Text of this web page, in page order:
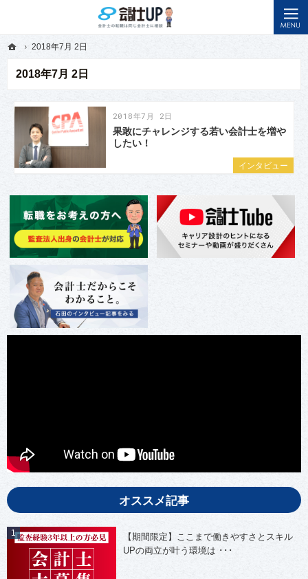
2018年7月 2日
メンターに出会えるサイト。会計士の転職・キャリアアップを応援します。
先輩会計士から転職のアドバイスを聞けるメディアなら会計士アップ
インタビュー
2018年7月 2日
果敢にチャレンジする若い会計士を増や
したい！
オススメ記事
【期間限定】ここまで働きやすさとスキル
UPの両立が叶う環境は ･･･
ホーム
2018年7月 2日